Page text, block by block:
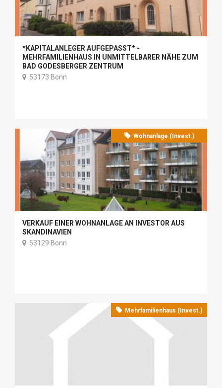
*KAPITALANLEGER AUFGEPASST* -
MEHRFAMILIENHAUS IN UNMITTELBARER NÄHE ZUM
BAD GODESBERGER ZENTRUM
53173 Bonn
VERKAUF EINER WOHNANLAGE AN INVESTOR AUS
SKANDINAVIEN
53129 Bonn
Wohnanlage (Invest.)
Mehrfamilienhaus (Invest.)